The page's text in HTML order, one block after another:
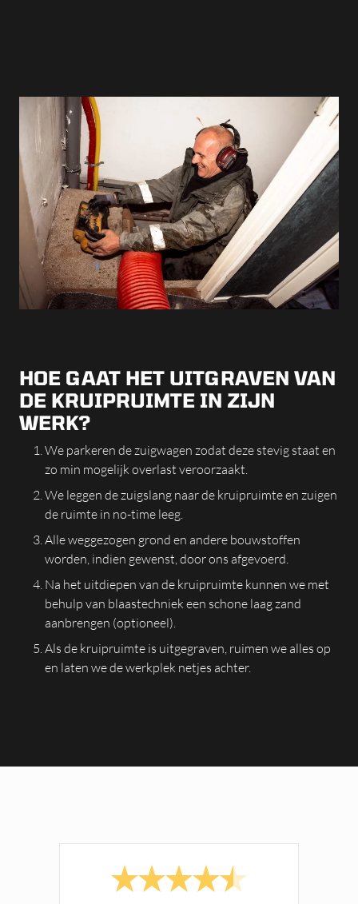
HOE GAAT HET UITGRAVEN VAN
DE KRUIPRUIMTE IN ZIJN
WERK?
We parkeren de zuigwagen zodat deze stevig staat en
zo min mogelijk overlast veroorzaakt.
We leggen de zuigslang naar de kruipruimte en zuigen
de ruimte in no-time leeg.
Alle weggezogen grond en andere bouwstoffen
worden, indien gewenst, door ons afgevoerd.
Na het uitdiepen van de kruipruimte kunnen we met
behulp van blaastechniek een schone laag zand
aanbrengen (optioneel).
Als de kruipruimte is uitgegraven, ruimen we alles op
en laten we de werkplek netjes achter.